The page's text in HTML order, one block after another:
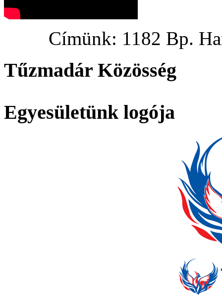
Címünk: 1182 Bp.
Tűzmadár Közösség
Egyesületünk logója